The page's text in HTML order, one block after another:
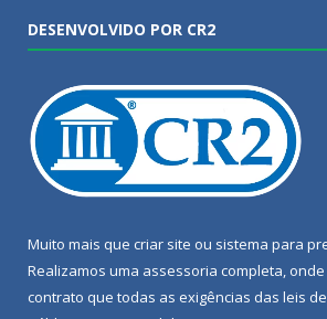
DESENVOLVIDO POR CR2
Muito mais que criar site ou sistema para
Realizamos uma assessoria completa,
contrato que todas as exigências das leis